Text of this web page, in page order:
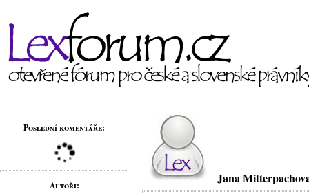
Poslední komentáře:
Autoři:
Jana